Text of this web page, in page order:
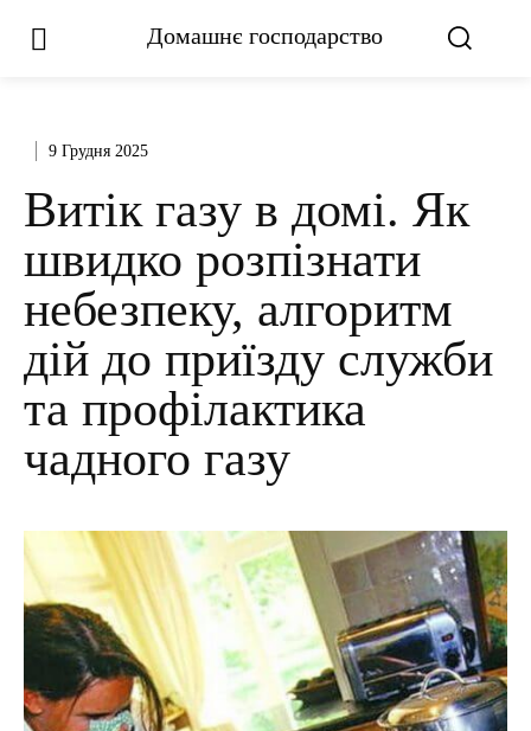
Домашнє господарство
9 Грудня 2025
Витік газу в домі. Як
швидко розпізнати
небезпеку, алгоритм
дій до приїзду служби
та профілактика
чадного газу